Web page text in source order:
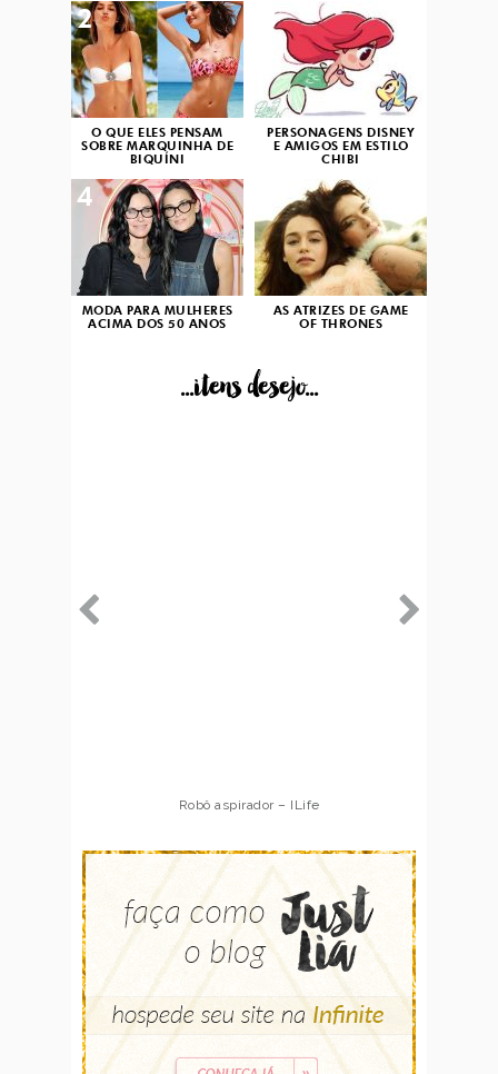
O QUE ELES PENSAM
SOBRE MARQUINHA DE
BIQUÍNI
2
PERSONAGENS DISNEY
E AMIGOS EM ESTILO
CHIBI
3
MODA PARA MULHERES
ACIMA DOS 50 ANOS
4
AS ATRIZES DE GAME
OF THRONES
...itens desejo...
Robô aspirador – ILife